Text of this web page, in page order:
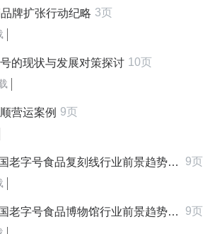
牌扩张行动纪略 3页
的现状与发展对策探讨 10页
营运案例 9页
品复刻线行业前景趋势预测及发展战略咨询报告 9页
品博物馆行业前景趋势预测及发展战略咨询报告 9页